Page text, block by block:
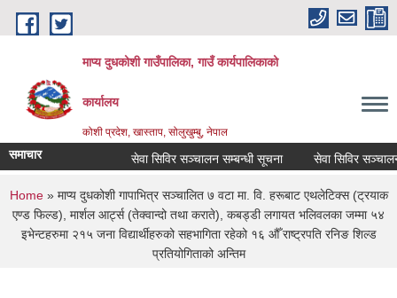
Skip to main content
माप्य दुधकोशी गाउँपालिका, गाउँ कार्यपालिकाको
कार्यालय
कोशी प्रदेश, खास्ताप, सोलुखुम्बु, नेपाल
समाचार सेवा सिविर सञ्चालन सम्बन्धी सूचना सेवा सिविर सञ्चालन
You are here
Home» माप्य दुधकोशी गापाभित्र सञ्चालित ७ वटा मा. वि. हरूबाट एथलेटिक्स (ट्रयाक
एण्ड फिल्ड), मार्शल आर्ट्स (तेक्वान्दो तथा कराते), कबड्डी लगायत भलिवलका जम्मा ५४
इभेन्टहरुमा २१५ जना विद्यार्थीहरुको सहभागिता रहेको १६ औँ राष्ट्रपति रनिङ शिल्ड
प्रतियोगिताको अन्तिम